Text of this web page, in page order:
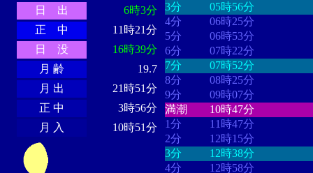
日 出
6時3分
正 中
11時21分
日 没
16時39分
月 齢
19.7
月 出
21時51分
正 中
3時56分
月 入
10時51分
3分
05時56分
4分
06時25分
5分
06時53分
6分
07時22分
7分
07時52分
8分
08時25分
9分
09時07分
満潮
10時47分
1分
11時47分
2分
12時15分
3分
12時38分
4分
12時58分